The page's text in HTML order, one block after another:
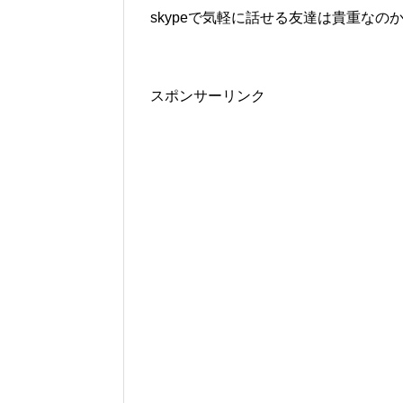
skypeで気軽に話せる友達は貴重なのか
スポンサーリンク